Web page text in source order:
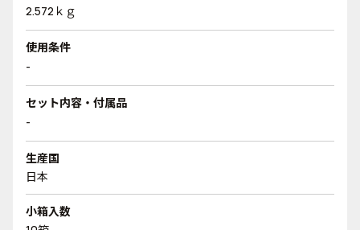
2.572ｋｇ
使用条件
-
セット内容・付属品
-
生産国
日本
小箱入数